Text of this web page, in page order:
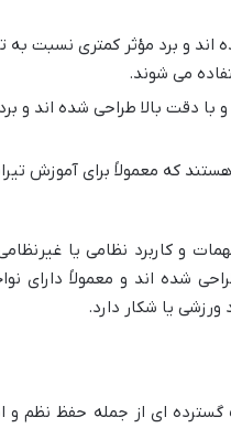
اند و برد مؤثر کمتری نسبت به
می شوند.
دقت بالا طراحی شده اند و
که معمولاً برای آموزش
و کاربرد نظامی یا
شده اند و معمولاً دارای
یا شکار دارد.
ای از جمله حفظ نظم و